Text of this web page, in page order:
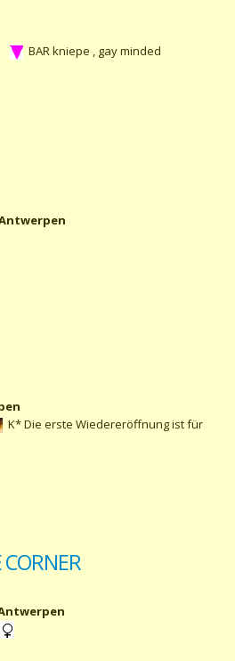
BAR kniepe , gay minded
K* Die erste Wiedereröffnung ist für